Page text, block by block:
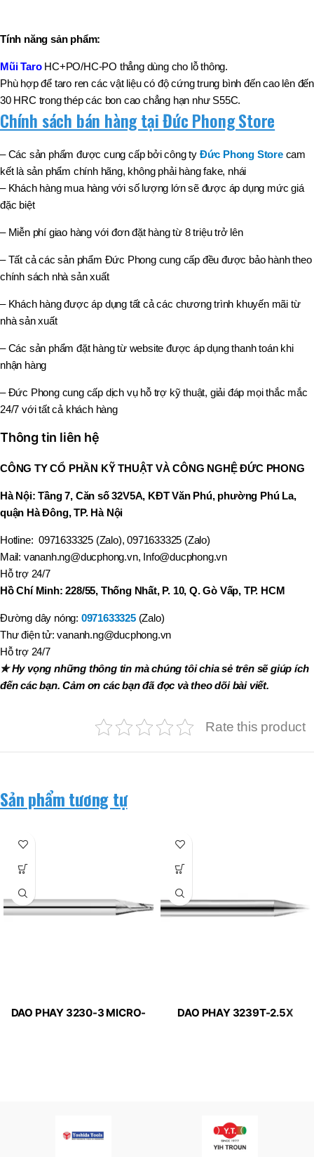
Tính năng sản phẩm:
Mũi Taro HC+PO/HC-PO thẳng dùng cho lỗ thông.
Phù hợp để taro ren các vật liệu có độ cứng trung bình đến cao lên đến
30 HRC trong thép các bon cao chẳng hạn như S55C.
Chính sách bán hàng tại Đức Phong Store
– Các sản phẩm được cung cấp bởi công ty Đức Phong Storecam
kết là sản phẩm chính hãng, không phải hàng fake, nhái
– Khách hàng mua hàng với số lượng lớn sẽ được áp dụng mức giá
đặc biệt
– Miễn phí giao hàng với đơn đặt hàng từ 8 triệu trở lên
– Tất cả các sản phẩm Đức Phong cung cấp đều được bảo hành theo
chính sách nhà sản xuất
– Khách hàng được áp dụng tất cả các chương trình khuyến mãi từ
nhà sản xuất
– Các sản phẩm đặt hàng từ website được áp dụng thanh toán khi
nhận hàng
– Đức Phong cung cấp dịch vụ hỗ trợ kỹ thuật, giải đáp mọi thắc mắc
24/7 với tất cả khách hàng
Thông tin liên hệ
CÔNG TY CỔ PHẦN KỸ THUẬT VÀ CÔNG NGHỆ ĐỨC PHONG
Hà Nội: Tầng 7, Căn số 32V5A, KĐT Văn Phú, phường Phú La,
quận Hà Đông, TP. Hà Nội
Hotline: 0971633325 (Zalo), 0971633325 (Zalo)
Mail: vananh.ng@ducphong.vn, Info@ducphong.vn
Hỗ trợ 24/7
Hồ Chí Minh: 228/55, Thống Nhất, P. 10, Q. Gò Vấp, TP. HCM
Đường dây nóng: 0971633325(Zalo)
Thư điện tử: vananh.ng@ducphong.vn
Hỗ trợ 24/7
✯ Hy vọng những thông tin mà chúng tôi chia sẻ trên sẽ giúp ích
đến các bạn. Cảm ơn các bạn đã đọc và theo dõi bài viết.
Rate this product
Sản phẩm tương tự
DAO PHAY 3230-3 MICRO-
DAO PHAY 3239T-2.5X